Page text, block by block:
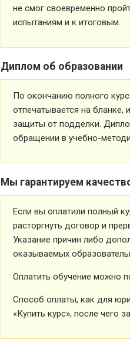
не смог своевременно
испытаниям и к итоговым.
Диплом об образовании
По окончанию полного
отпечатывается на
защиты от подделки.
обращении в учебно-
Мы гарантируем
Если вы оплатили полный
расторгнуть договор и
Указание причин либо
оказываемых
Оплатить обучение можно
Способ оплаты, как для
«Купить курс», после чего